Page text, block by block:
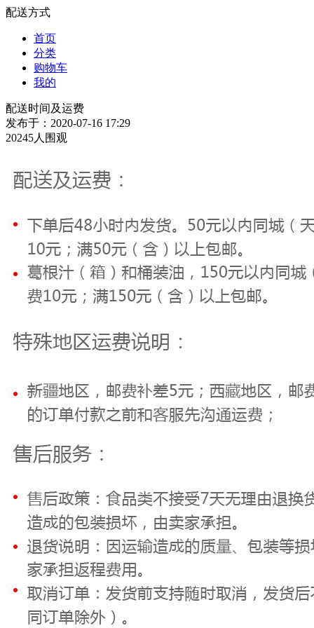
配送方式
首页
分类
购物车
我的
配送时间及运费
发布于：2020-07-16 17:29
20245人围观